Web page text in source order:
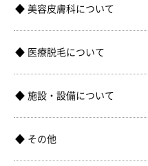
美容皮膚科について
医療脱毛について
施設・設備について
その他